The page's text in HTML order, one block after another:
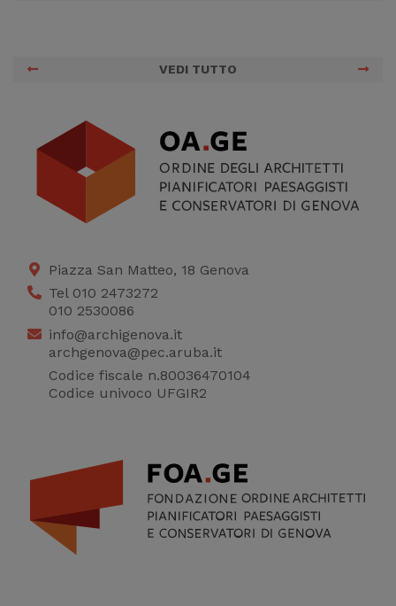
VEDI TUTTO
Piazza San Matteo, 18 Genova
Tel 010 2473272
010 2530086
info@archigenova.it
archgenova@pec.aruba.it
Codice fiscale n.80036470104
Codice univoco UFGIR2